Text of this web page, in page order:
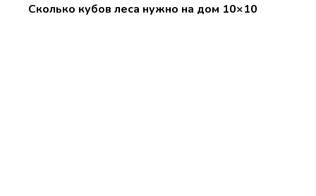
Сколько кубов леса нужно на дом 10×10